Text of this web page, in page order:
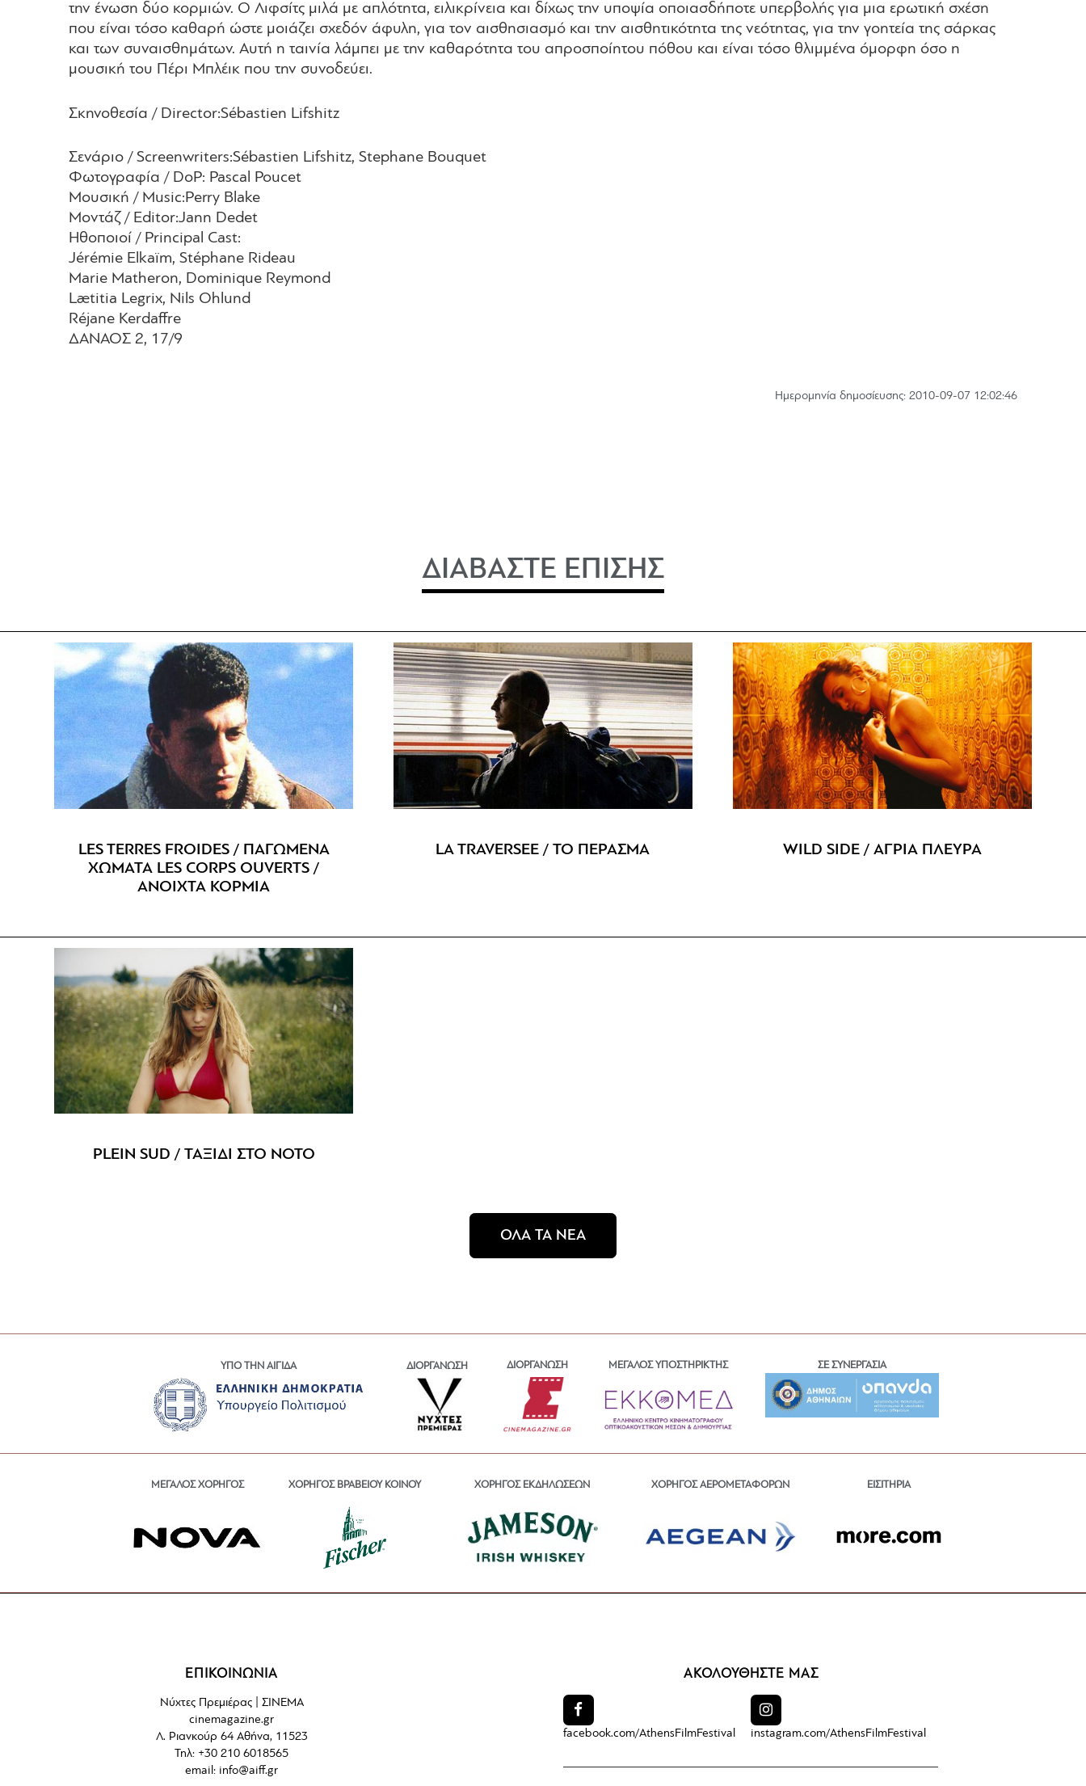
την ένωση δύο κορμιών. Ο Λιφσίτς μιλά με απλότητα, ειλικρίνεια και δίχως την υποψία οποιασδήποτε υπερβολής για μια ερωτική σχέση
που είναι τόσο καθαρή ώστε μοιάζει σχεδόν άφυλη, για τον αισθησιασμό και την αισθητικότητα της νεότητας, για την γοητεία της σάρκας
και των συναισθημάτων. Αυτή η ταινία λάμπει με την καθαρότητα του απροσποίητου πόθου και είναι τόσο θλιμμένα όμορφη όσο η
μουσική του Πέρι Μπλέικ που την συνοδεύει.
Σκηνοθεσία / Director:Sébastien Lifshitz
Σενάριο / Screenwriters:Sébastien Lifshitz, Stephane Bouquet
Φωτογραφία / DoP: Pascal Poucet
Μουσική / Music:Perry Blake
Μοντάζ/ Editor:Jann Dedet
Ηθοποιοί / Principal Cast:
Jérémie Elkaïm, Stéphane Rideau
Marie Matheron, Dominique Reymond
Lætitia Legrix, Nils Ohlund
Réjane Kerdaffre
ΔΑΝΑΟΣ 2, 17/9
Hμερομηνία δημοσίευσης: 2010-09-07 12:02:46
ΔΙΑΒΑΣΤΕ ΕΠΙΣΗΣ
LES TERRES FROIDES / ΠΑΓΩΜΕΝΑ
ΧΩΜΑΤΑ LES CORPS OUVERTS /
ΑΝΟΙΧΤΑ ΚΟΡΜΙΑ
LA TRAVERSEE / ΤΟ ΠΕΡΑΣΜΑ WILD SIDE / ΑΓΡΙΑ ΠΛΕΥΡΑ
PLEIN SUD / ΤΑΞΙΔΙ ΣΤΟ ΝΟΤΟ
ΟΛΑ ΤΑ ΝΕΑ
ΥΠΟ ΤΗΝ ΑΙΓΙΔΑ ΔΙΟΡΓΑΝΩΣΗ ΔΙΟΡΓΑΝΩΣΗ ΜΕΓΑΛΟΣ ΥΠΟΣΤΗΡΙΚΤΗΣ ΣΕ ΣΥΝΕΡΓΑΣΙΑ
ΜΕΓΑΛΟΣ ΧΟΡΗΓΟΣ ΧΟΡΗΓΟΣ ΒΡΑΒΕΙΟΥ ΚΟΙΝΟΥ ΧΟΡΗΓΟΣ ΕΚΔΗΛΩΣΕΩΝ ΧΟΡΗΓΟΣ ΑΕΡΟΜΕΤΑΦΟΡΩΝ ΕΙΣΙΤΗΡΙΑ
ΕΠΙΚΟΙΝΩΝΙΑ
Νύχτες Πρεμιέρας | ΣΙΝΕΜΑ
cinemagazine.gr
Λ. Ριανκούρ 64 Αθήνα, 11523
Τηλ: +30 210 6018565
email: info@aiff.gr
ΑΚΟΛΟΥΘΗΣΤΕ ΜΑΣ
facebook.com/AthensFilmFestival instagram.com/AthensFilmFestival